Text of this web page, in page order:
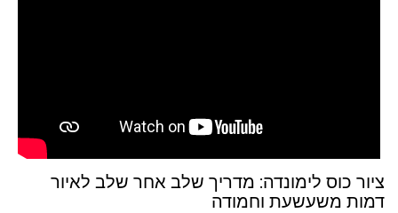
ציור כוס לימונדה: מדריך שלב אחר שלב לאיור
דמות משעשעת וחמודה